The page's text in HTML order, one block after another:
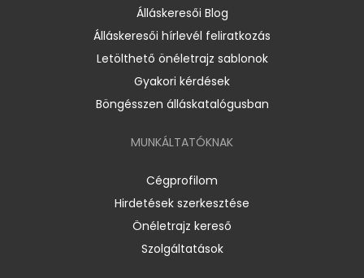
Álláskeresői Blog
Álláskeresői hírlevél feliratkozás
Letölthető önéletrajz sablonok
Gyakori kérdések
Böngésszen álláskatalógusban
MUNKÁLTATÓKNAK
Cégprofilom
Hirdetések szerkesztése
Önéletrajz kereső
Szolgáltatások